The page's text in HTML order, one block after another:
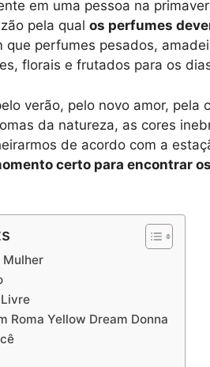
em uma pessoa na
pela qual os perfumes
que perfumes pesados,
florais e frutados para os
verão, pelo novo amor, pela
da natureza, as cores
de acordo com a
certo para encontrar
Mulher
Roma Yellow Dream Donna